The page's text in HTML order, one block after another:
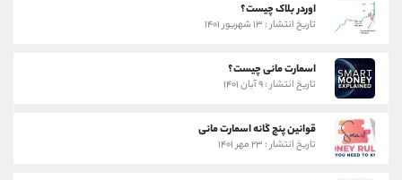
اوردر بلاک چیست؟
تاریخ انتشار : ۱۳ شهریور ۱۴۰۱
اسمارت مانی چیست؟
تاریخ انتشار : ۹ آبان ۱۴۰۱
قوانین پنج گانه اسمارت مانی
تاریخ انتشار : ۲۳ مهر ۱۴۰۱